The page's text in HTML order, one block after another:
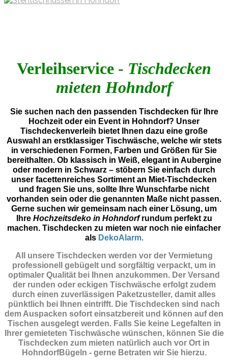
Verleihservice - Tischdecken
mieten Hohndorf
Sie suchen nach den passenden Tischdecken für Ihre
Hochzeit oder ein Event in Hohndorf? Unser
Tischdeckenverleih bietet Ihnen dazu eine große
Auswahl an erstklassiger Tischwäsche, welche wir stets
in verschiedenen Formen, Farben und Größen für Sie
bereithalten. Ob klassisch in Weiß, elegant in Aubergine
oder modern in Schwarz – stöbern Sie einfach durch
unser facettenreiches Sortiment an Miet-Tischdecken
und fragen Sie uns, sollte Ihre Wunschfarbe nicht
vorhanden sein oder die genannten Maße nicht passen.
Gerne suchen wir gemeinsam nach einer Lösung, um
Ihre Hochzeitsdeko in Hohndorfrundum perfekt zu
machen. Tischdecken zu mieten war noch nie einfacher
als DekoAlarm.
All unsere Tischdecken werden vor der Vermietung
professionell gebügelt und sorgfältig verpackt, um in
optimaler Qualität bei Ihnen anzukommen. Der Versand
der runden oder eckigen Tischwäsche erfolgt zudem
durch einen zuverlässigen Paketzusteller, damit alles
pünktlich bei Ihnen eintrifft. Die Tischdecken sind nach
dem Auspacken sofort einsatzbereit und können auf den
Tischen ausgelegt werden. Falls Sie keine Legefalten in
Ihrer gemieteten Tischwäsche wünschen, können Sie die
Tischdecken zum mieten natürlich auch vor Ort in
HohndorfBügeln - gerne Betraten wir Sie hierzu.